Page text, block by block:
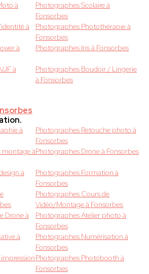
à
Photographes Scolaire à
Fonsorbes
à
Photographes Photothérapie à
Fonsorbes
à
Photographes Iris à Fonsorbes
à
Photographes Boudoir / Lingerie
à Fonsorbes
à
Photographes Retouche photo à
Fonsorbes
montage àPhotographes Drone à Fonsorbes
à
Photographes Formation à
Fonsorbes
Photographes Cours de
Vidéo/Montage à Fonsorbes
Drone à
Photographes Atelier photo à
Fonsorbes
à
Photographes Numérisation à
Fonsorbes
Photographes Photobooth à
Fonsorbes